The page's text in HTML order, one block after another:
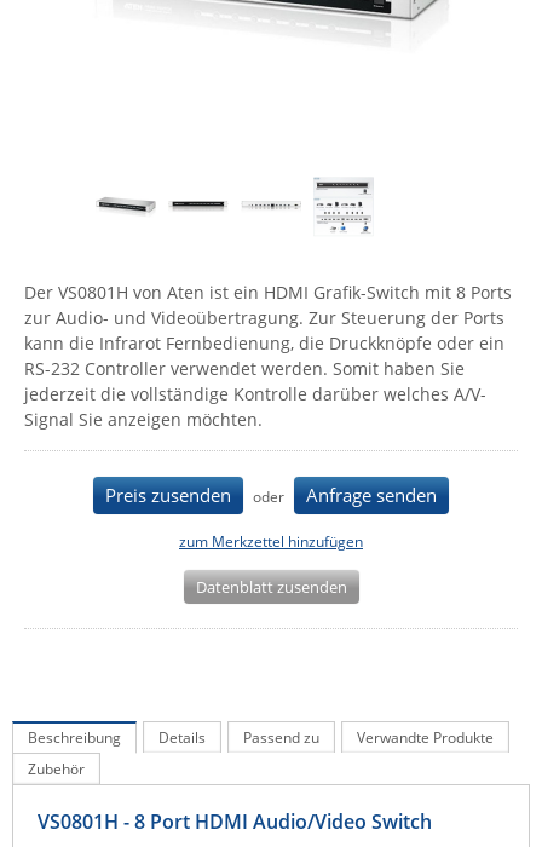
Serverräume
RMA / Rücksendung / Support
Fokus Technologies
Gefen
Gude
Guntermann & Drunck
High Sec Labs
HW group
KVM TEC
Legrand
Der VS0801H von Aten ist ein HDMI Grafik-Switch mit 8 Ports
zur Audio- und Videoübertragung. Zur Steuerung der Ports
kann die Infrarot Fernbedienung, die Druckknöpfe oder ein
RS-232 Controller verwendet werden. Somit haben Sie
jederzeit die vollständige Kontrolle darüber welches A/V-
Signal Sie anzeigen möchten.
Preis zusenden oder Anfrage senden
zum Merkzettel hinzufügen
Datenblatt zusenden
Beschreibung Details Passend zu
Verwandte Produkte
Zubehör
VS0801H - 8 Port HDMI Audio/Video Switch